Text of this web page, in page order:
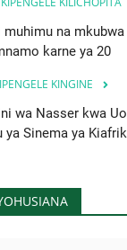
na
karne ya 20
KINGINE
wa Nasser kwa
ya Sinema ya